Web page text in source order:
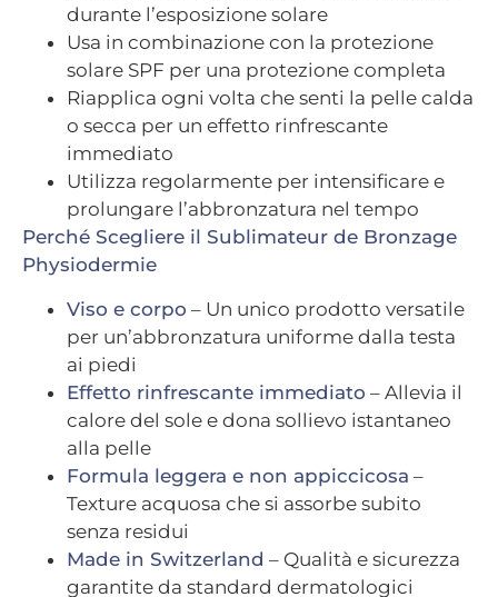
durante l’esposizione solare
Usa in combinazione con la protezione
solare SPF per una protezione completa
Riapplica ogni volta che senti la pelle calda
o secca per un effetto rinfrescante
immediato
Utilizza regolarmente per intensificare e
prolungare l’abbronzatura nel tempo
Perché Scegliere il Sublimateur de Bronzage
Physiodermie
Viso e corpo – Un unico prodotto versatile
per un’abbronzatura uniforme dalla testa
ai piedi
Effetto rinfrescante immediato – Allevia il
calore del sole e dona sollievo istantaneo
alla pelle
Formula leggera e non appiccicosa –
Texture acquosa che si assorbe subito
senza residui
Made in Switzerland – Qualità e sicurezza
garantite da standard dermatologici